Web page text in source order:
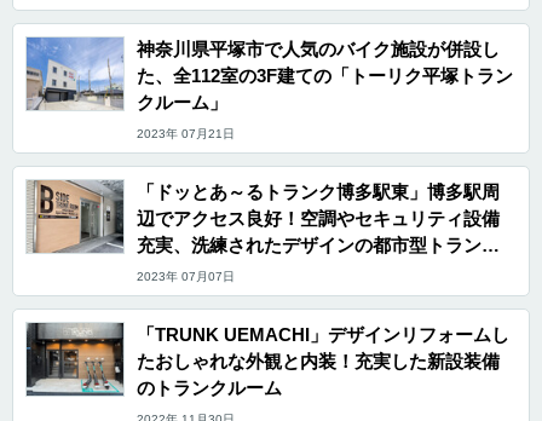
神奈川県平塚市で人気のバイク施設が併設し
た、全112室の3F建ての「トーリク平塚トラン
クルーム」
2023年 07月21日
「ドッとあ～るトランク博多駅東」博多駅周
辺でアクセス良好！空調やセキュリティ設備
充実、洗練されたデザインの都市型トランク
ルーム
2023年 07月07日
「TRUNK UEMACHI」デザインリフォームし
たおしゃれな外観と内装！充実した新設装備
のトランクルーム